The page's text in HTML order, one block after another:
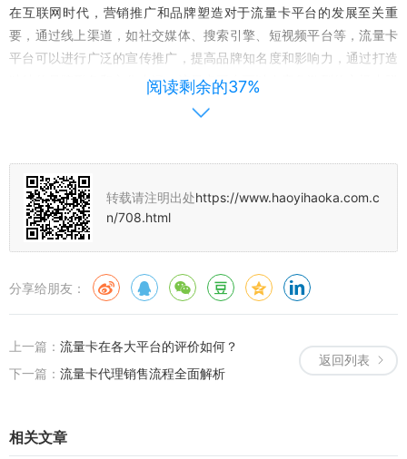
在互联网时代，营销推广和品牌塑造对于流量卡平台的发展至关重
要，通过线上渠道，如社交媒体、搜索引擎、短视频平台等，流量卡
平台可以进行广泛的宣传推广，提高品牌知名度和影响力，通过打造
独特的品牌形象和文化内涵，流量卡平台可以在竞争激烈的市场中脱
流量卡平台的竞争力还与其合作伙伴和生态系统建设密切相关，通过
与优秀的合作伙伴建立合作关系，流量卡平台可以拓展其业务范围和
服务领域，提供更丰富、更高质量的号卡产品和服务，通过构建良好
的生态系统，流量卡平台可以吸引更多的开发者、企业和个人参与进
如何提升流量卡平台的核心竞争力
为了提升流量卡平台的核心竞争力，我们可以采取以下措施：
2、加大技术创新投入，提升平台的智能化服务水平。
阅读剩余的37%
转载请注明出处https://www.haoyihaoka.com.c
n/708.html
分享给朋友：
返回列表
上一篇： 流量卡在各大平台的评价如何？
下一篇： 流量卡代理销售流程全面解析
相关文章